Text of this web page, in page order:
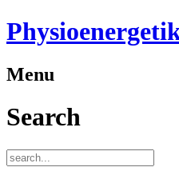
Menu
Search